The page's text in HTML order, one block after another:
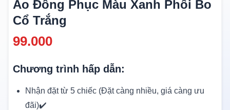
Áo Đồng Phục Màu Xanh Phối Bo
Cổ Trắng
99.000
Chương trình hấp dẫn:
Nhận đặt từ 5 chiếc (Đặt càng nhiều, giá càng ưu
đãi)✔️